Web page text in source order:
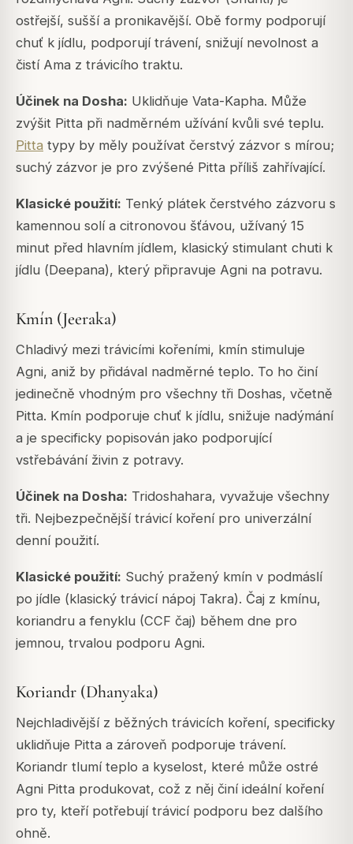
ostřejší, sušší a pronikavější. Obě formy podporují
chuť k jídlu, podporují trávení, snižují nevolnost a
čistí Ama z trávicího traktu.
Účinek na Dosha: Uklidňuje Vata-Kapha. Může
zvýšit Pitta při nadměrném užívání kvůli své teplu.
Pitta typy by měly používat čerstvý zázvor s mírou;
suchý zázvor je pro zvýšené Pitta příliš zahřívající.
Klasické použití: Tenký plátek čerstvého zázvoru s
kamennou solí a citronovou šťávou, užívaný 15
minut před hlavním jídlem, klasický stimulant chuti k
jídlu (Deepana), který připravuje Agni na potravu.
Kmín (Jeeraka)
Chladivý mezi trávicími kořeními, kmín stimuluje
Agni, aniž by přidával nadměrné teplo. To ho činí
jedinečně vhodným pro všechny tři Doshas, včetně
Pitta. Kmín podporuje chuť k jídlu, snižuje nadýmání
a je specificky popisován jako podporující
vstřebávání živin z potravy.
Účinek na Dosha: Tridoshahara, vyvažuje všechny
tři. Nejbezpečnější trávicí koření pro univerzální
denní použití.
Klasické použití: Suchý pražený kmín v podmáslí
po jídle (klasický trávicí nápoj Takra). Čaj z kmínu,
koriandru a fenyklu (CCF čaj) během dne pro
jemnou, trvalou podporu Agni.
Koriandr (Dhanyaka)
Nejchladivější z běžných trávicích koření, specificky
uklidňuje Pitta a zároveň podporuje trávení.
Koriandr tlumí teplo a kyselost, které může ostré
Agni Pitta produkovat, což z něj činí ideální koření
pro ty, kteří potřebují trávicí podporu bez dalšího
ohně.